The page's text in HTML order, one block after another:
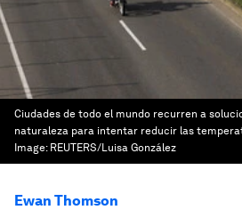
Ciudades de todo el mundo recurren a
naturaleza para intentar reducir las
Image: REUTERS/Luisa González
Ewan Thomson